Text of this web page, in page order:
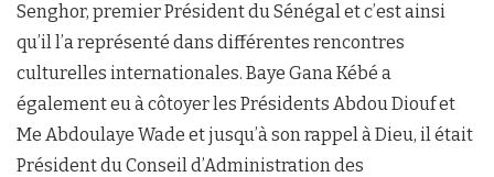
Senghor, premier Président du Sénégal et c’est ainsi
qu’il l’a représenté dans différentes rencontres
culturelles internationales. Baye Gana Kébé a
également eu à côtoyer les Présidents Abdou Diouf et
Me Abdoulaye Wade et jusqu’à son rappel à Dieu, il était
Président du Conseil d’Administration des